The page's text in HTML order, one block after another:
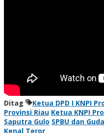
Ditag Ketua DPD I KNPI
Provinsi Riau Ketua KNPI
Saputra Gulo SPBU dan
Kenal Teror